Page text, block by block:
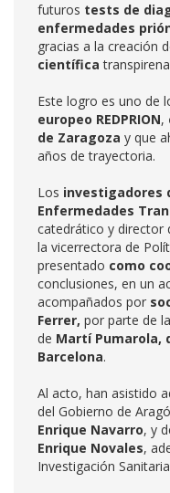
futuros tests de
enfermedades
gracias a la creación
científica
Este logro es uno de
europeo REDPRION,
de Zaragoza y que
años de trayectoria.
Los investigadores
Enfermedades
catedrático y director
la vicerrectora de
presentado como
conclusiones, en un
acompañados por
Ferrer, por parte de la
de Martí Pumarola,
Barcelona.
Al acto, han asistido
del Gobierno de
Enrique Navarro, y
Enrique Novales,
Investigación